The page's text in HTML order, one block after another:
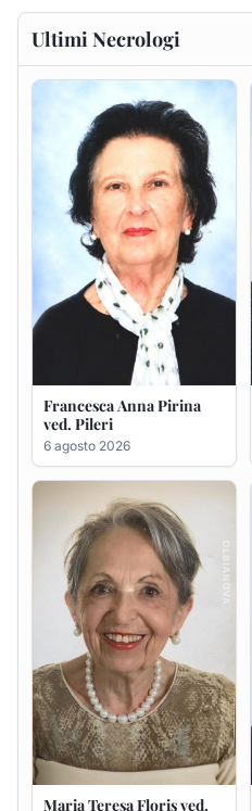
Francesca Anna Pirina
ved. Pileri
6 agosto 2026
Maria Teresa Floris ved.
6 agosto 2026